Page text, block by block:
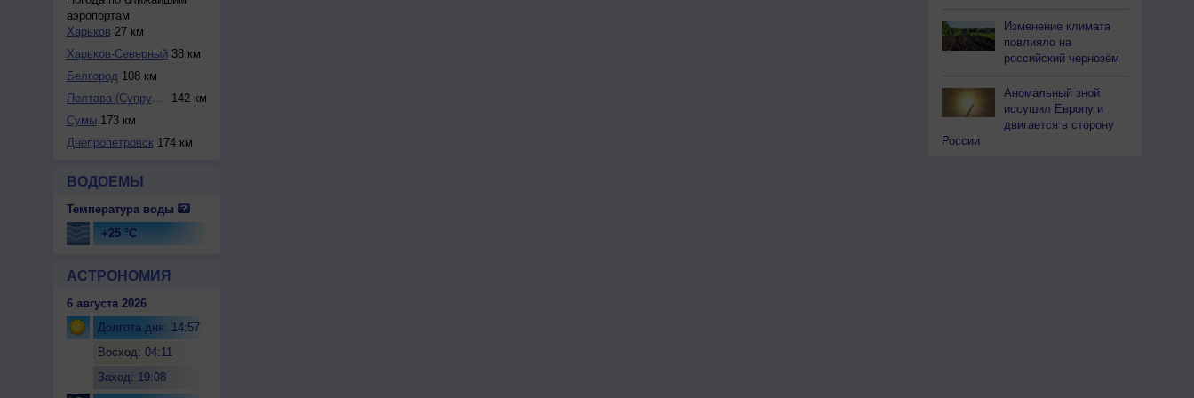
аэропортам
Харьков 27 км
Харьков-Северный 38 км
Белгород 108 км
Полтава (Супрунов...
142 км
Сумы173 км
Днепропетровск174 км
ВОДОЕМЫ
Температура воды
+25 °C
АСТРОНОМИЯ
6 августа 2026
Долгота дня: 14:57
Восход: 04:11
Заход: 19:08
Изменение климата
повлияло на
российский чернозём
Аномальный зной
иссушил Европу и
двигается в сторону
России